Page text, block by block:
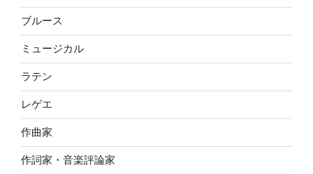
ブルース
ミュージカル
ラテン
レゲエ
作曲家
作詞家・音楽評論家